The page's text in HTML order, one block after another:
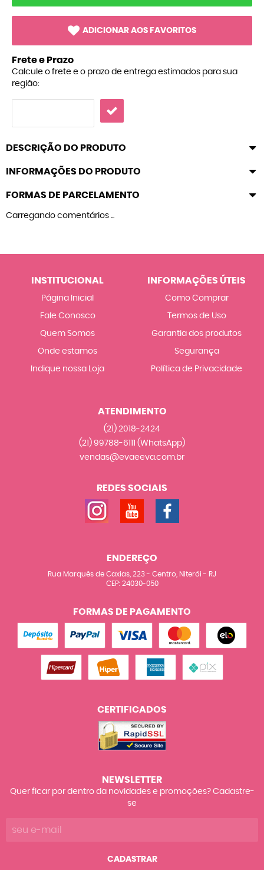
ADICIONAR AOS FAVORITOS
Frete e Prazo
Calcule o frete e o prazo de entrega estimados para sua
região:
DESCRIÇÃO DO PRODUTO
INFORMAÇÕES DO PRODUTO
FORMAS DE PARCELAMENTO
Carregando comentários ...
INSTITUCIONAL
Página Inicial
Fale Conosco
Quem Somos
Onde estamos
Indique nossa Loja
INFORMAÇÕES ÚTEIS
Como Comprar
Termos de Uso
Garantia dos produtos
Segurança
Política de Privacidade
ATENDIMENTO
(21) 2018-2424
(21) 99788-6111 (WhatsApp)
vendas@evaeeva.com.br
REDES SOCIAIS
ENDEREÇO
Rua Marquês de Caxias, 223- Centro, Niterói - RJ
CEP: 24030-050
FORMAS DE PAGAMENTO
CERTIFICADOS
NEWSLETTER
Quer ficar por dentro da novidades e promoções? Cadastre-
se
CADASTRAR